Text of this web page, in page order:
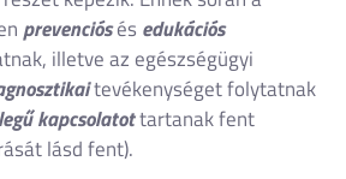
prevenciósés edukációs
illetve az egészségügyi
tevékenységet folytatnak
kapcsolatottartanak fent
lásd fent).